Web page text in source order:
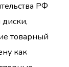
РФ
товарный
как